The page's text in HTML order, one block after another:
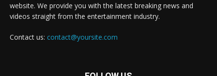
website. We provide you with the latest breaking news and
videos straight from the entertainment industry.
Contact us: contact@yoursite.com